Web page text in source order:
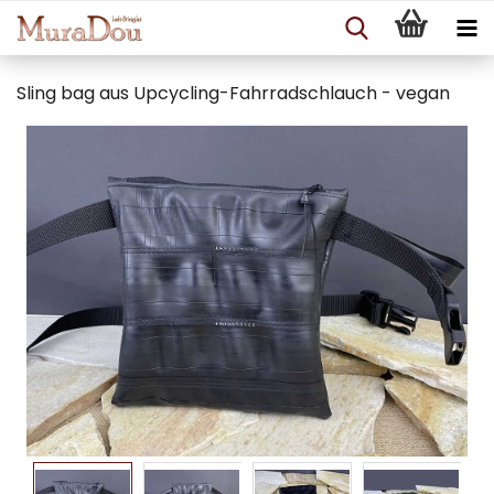
Sling bag aus Upcycling-Fahrradschlauch - vegan